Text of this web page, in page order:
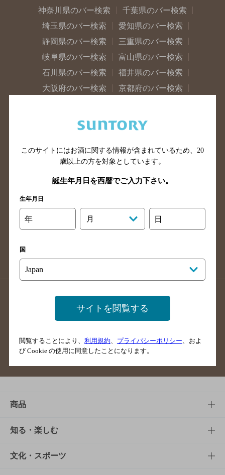
神奈川県のバー検索
千葉県のバー検索
埼玉県のバー検索
愛知県のバー検索
静岡県のバー検索
三重県のバー検索
岐阜県のバー検索
富山県のバー検索
石川県のバー検索
福井県のバー検索
大阪府のバー検索
京都府のバー検索
滋賀県のバー検索
和歌山県のバー検索
山口県のバー検索
鳥取県のバー検索
島根県のバー検索
徳島県のバー検索
香川県のバー検索
愛媛県のバー検索
高知県のバー検索
長崎県のバー検索
佐賀県のバー検索
大分県のバー検索
熊本県のバー検索
沖縄県のバー検索
店舗登録方法のご案内
店舗情報更新方法のご案内
掲載店舗様ログイン
ご意見・ご感想
商品
商品TOP
商品一覧
知る・楽しむ
知る・楽しむTOP
文化・スポーツ
このサイトにはお酒に関する情報が含まれているため、 20
歳以上の方を対象としています。
誕生年月日を西暦でご入力下さい。
生年月日
年 月 日
国
サイトを閲覧する
閲覧することにより、 利用規約 プライバシーポリシー 、およ
び Cookie の使用に同意したことになります。